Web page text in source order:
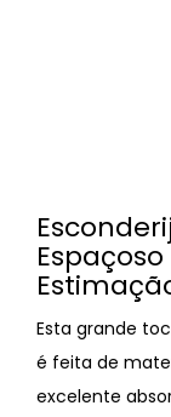
Esta grande
é feita de
excelente